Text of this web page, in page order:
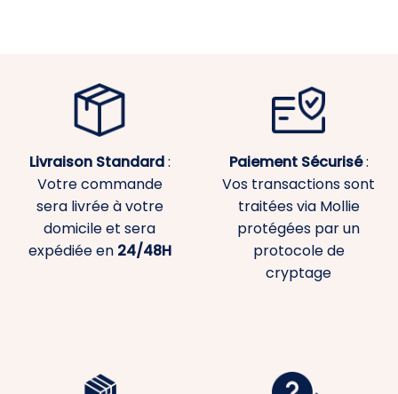
Livraison Standard:
Votre commande
sera livrée à votre
domicile et sera
expédiée en 24/48H
Paiement Sécurisé:
Vos transactions sont
traitées via Mollie
protégées par un
protocole de
cryptage